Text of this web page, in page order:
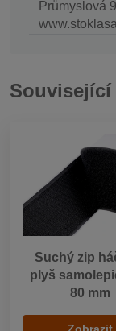
Průmyslová
Související
Suchý zip
plyš
80 mm